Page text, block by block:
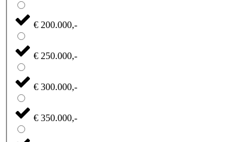
€ 200.000,-
€ 250.000,-
€ 300.000,-
€ 350.000,-